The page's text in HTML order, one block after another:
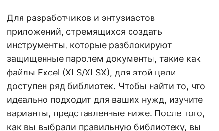
Для разработчиков и энтузиастов
приложений, стремящихся создать
инструменты, которые разблокируют
защищенные паролем документы, такие как
файлы Excel (XLS/XLSX), для этой цели
доступен ряд библиотек. Чтобы найти то, что
идеально подходит для ваших нужд, изучите
варианты, представленные ниже. После того,
как вы выбрали правильную библиотеку, вы